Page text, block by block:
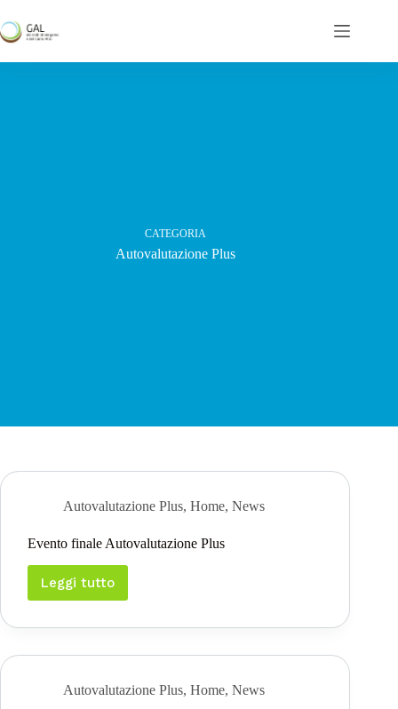
al
contenuto
CATEGORIA
Autovalutazione Plus
Autovalutazione Plus, Home, News
Evento finale Autovalutazione Plus
Leggi tutto
Evento
finale
Autovalutazione Plus, Home, News